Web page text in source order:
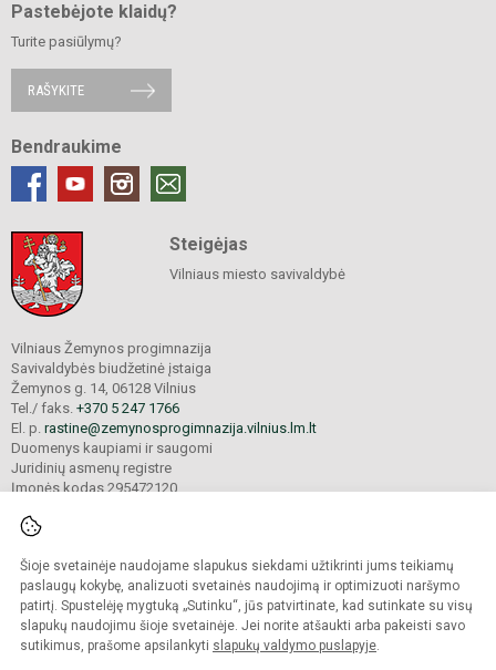
Šioje svetainėje naudojame slapukus siekdami užtikrinti jums teikiamų
paslaugų kokybę, analizuoti svetainės naudojimą ir optimizuoti naršymo
patirtį. Spustelėję mygtuką „Sutinku“, jūs patvirtinate, kad sutinkate su visų
slapukų naudojimu šioje svetainėje. Jei norite atšaukti arba pakeisti savo
sutikimus, prašome apsilankyti slapukų valdymo puslapyje.
Pastebėjote klaidų?
Turite pasiūlymų?
RAŠYKITE
Bendraukime
Steigėjas
Vilniaus miesto savivaldybė
Vilniaus Žemynos progimnazija
Savivaldybės biudžetinė įstaiga
Žemynos g. 14, 06128 Vilnius
Tel./ faks. +370 5 247 1766
El. p. rastine@zemynosprogimnazija.vilnius.lm.lt
Duomenys kaupiami ir saugomi
Juridinių asmenų registre
Įmonės kodas 295472120
© 2024. Vilniaus Žemynos progimnazija. Visos teisės saugomos.
Kopijuoti turinį be raštiško įstaigos administracijos sutikimo griežtai draudžiama.
Prieinamumo paraiška Slapukų valdymas
Sumanus būdas atnaujinti